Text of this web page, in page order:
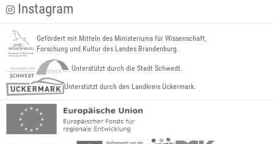
Instagram
Gefördert mit Mitteln des Ministeriums für Wissenschaft,
Forschung und Kultur des Landes Brandenburg.
Unterstützt durch die Stadt Schwedt.
Unterstützt durch den Landkreis Uckermark.